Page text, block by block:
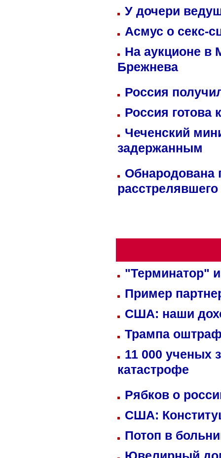
У дочери
Асмус о секс-
На аукционе в
Брежнева
Россия
Россия готова
Чеченский
задержанным
Обнародована
"Терминатор"
Пример
США: наши
Трампа
11 000 ученых
катастрофе
Рябков о
США:
Потоп в